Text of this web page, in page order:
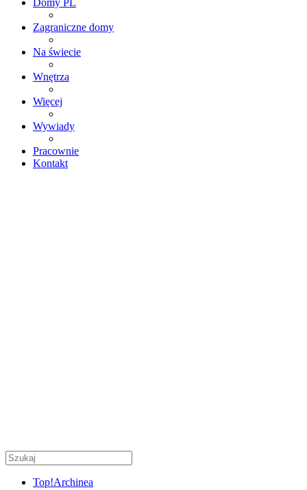
Domy PL
Zagraniczne domy
Na świecie
Wnętrza
Więcej
Wywiady
Pracownie
Kontakt
Top!Archinea